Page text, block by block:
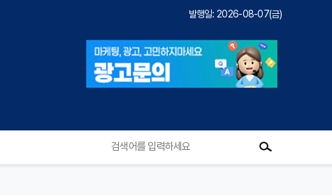
발행일: 2026-08-07(금)